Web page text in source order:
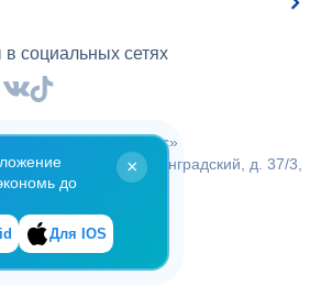
до
×
Для IOS
социальных сетях
, OOO «БайерТранс»
г.Москва, Пр-т Ленинградский, д. 37/3,
ИНН 7 714 294 648